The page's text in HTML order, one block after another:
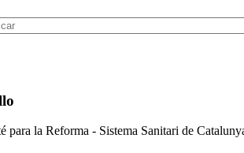
para la Reforma - Sistema Sanitari de